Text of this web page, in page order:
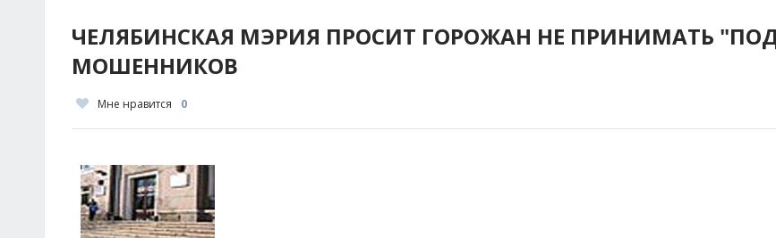
ЧЕЛЯБИНСКАЯ МЭРИЯ ПРОСИТ ГОРОЖАН НЕ ПРИНИМАТЬ
МОШЕННИКОВ
Мне нравится 0